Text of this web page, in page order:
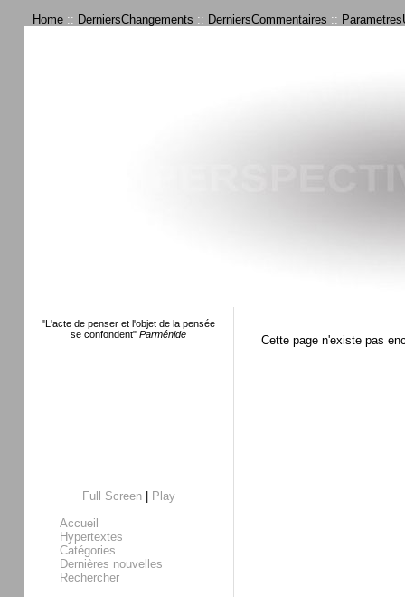
Home :: DerniersChangements :: DerniersCommentaires ::
"L'acte de penser et l'objet de la pensée
se confondent" Parménide
Full Screen|
Play
Accueil
Hypertextes
Catégories
Dernières nouvelles
Rechercher
Cette page n'existe pas